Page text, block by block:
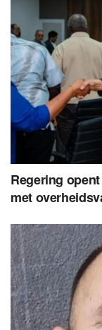
Regering
met